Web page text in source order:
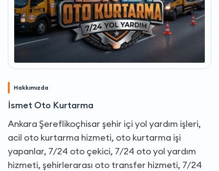
Hakkımızda
İsmet Oto Kurtarma
Ankara Şereflikoçhisar şehir içi yol yardım işleri,
acil oto kurtarma hizmeti, oto kurtarma işi
yapanlar, 7/24 oto çekici, 7/24 oto yol yardım
hizmeti, şehirlerarası oto transfer hizmeti, 7/24